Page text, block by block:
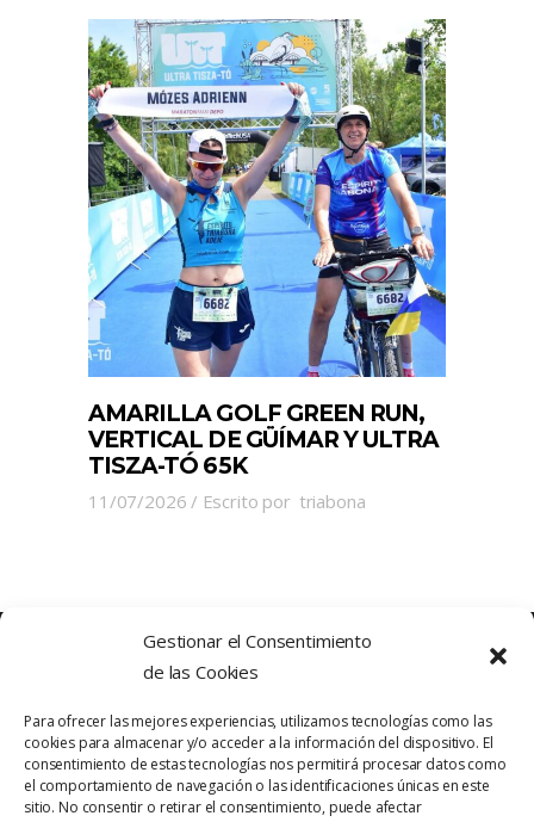
Gestionar el Consentimiento
de las Cookies
Para ofrecer las mejores experiencias, utilizamos tecnologías como las
cookies para almacenar y/o acceder a la información del dispositivo. El
consentimiento de estas tecnologías nos permitirá procesar datos como
el comportamiento de navegación o las identificaciones únicas en este
sitio. No consentir o retirar el consentimiento, puede afectar
AMARILLA GOLF GREEN RUN,
VERTICAL DE GÜÍMAR Y ULTRA
TISZA-TÓ 65K
11/07/2026 Escrito por triabona